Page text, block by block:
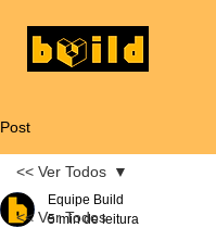
Post
<< Ver Todos
<< Ver Todos
Equipe Build
5 min de leitura